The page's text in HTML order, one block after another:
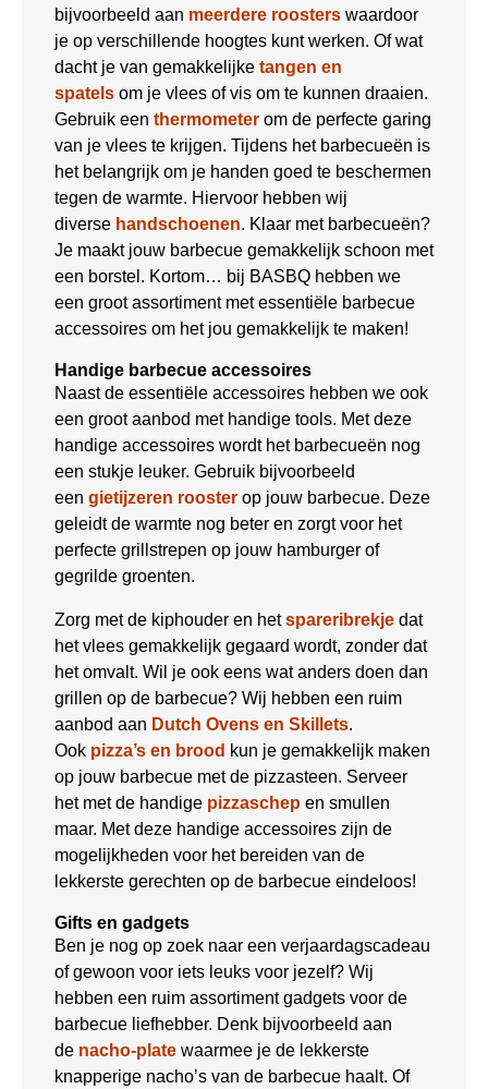
bijvoorbeeld aan meerdere roosters waardoor
je op verschillende hoogtes kunt werken. Of wat
dacht je van gemakkelijke tangen en
spatels om je vlees of vis om te kunnen draaien.
Gebruik een thermometer om de perfecte garing
van je vlees te krijgen. Tijdens het barbecueën is
het belangrijk om je handen goed te beschermen
tegen de warmte. Hiervoor hebben wij
diverse handschoenen. Klaar met barbecueën?
Je maakt jouw barbecue gemakkelijk schoon met
een borstel. Kortom… bij BASBQ hebben we
een groot assortiment met essentiële barbecue
accessoires om het jou gemakkelijk te maken!
Handige barbecue accessoires
Naast de essentiële accessoires hebben we ook
een groot aanbod met handige tools. Met deze
handige accessoires wordt het barbecueën nog
een stukje leuker. Gebruik bijvoorbeeld
een gietijzeren rooster op jouw barbecue. Deze
geleidt de warmte nog beter en zorgt voor het
perfecte grillstrepen op jouw hamburger of
gegrilde groenten.
Zorg met de kiphouder en hetspareribrekje dat
het vlees gemakkelijk gegaard wordt, zonder dat
het omvalt. Wil je ook eens wat anders doen dan
grillen op de barbecue? Wij hebben een ruim
aanbod aan Dutch Ovens en Skillets.
Ook pizza’s en brood kun je gemakkelijk maken
op jouw barbecue met de pizzasteen. Serveer
het met de handige pizzaschep en smullen
maar. Met deze handige accessoires zijn de
mogelijkheden voor het bereiden van de
lekkerste gerechten op de barbecue eindeloos!
Gifts en gadgets
Ben je nog op zoek naar een verjaardagscadeau
of gewoon voor iets leuks voor jezelf? Wij
hebben een ruim assortiment gadgets voor de
barbecue liefhebber. Denk bijvoorbeeld aan
de nacho-plate waarmee je de lekkerste
knapperige nacho’s van de barbecue haalt. Of